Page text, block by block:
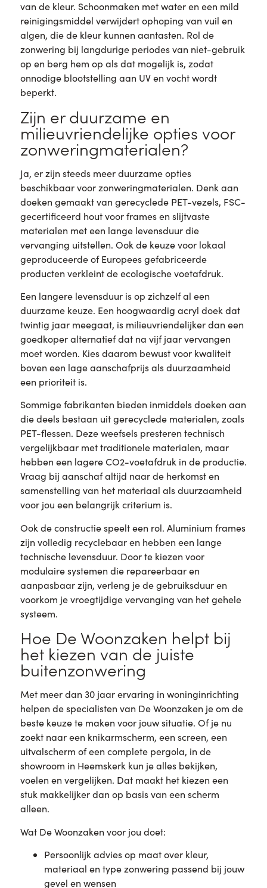
van de kleur. Schoonmaken met water en een mild
reinigingsmiddel verwijdert ophoping van vuil en
algen, die de kleur kunnen aantasten. Rol de
zonwering bij langdurige periodes van niet-gebruik
op en berg hem op als dat mogelijk is, zodat
onnodige blootstelling aan UV en vocht wordt
beperkt.
Zijn er duurzame en
milieuvriendelijke opties voor
zonweringmaterialen?
Ja, er zijn steeds meer duurzame opties
beschikbaar voor zonweringmaterialen. Denk aan
doeken gemaakt van gerecyclede PET-vezels, FSC-
gecertificeerd hout voor frames en slijtvaste
materialen met een lange levensduur die
vervanging uitstellen. Ook de keuze voor lokaal
geproduceerde of Europees gefabriceerde
producten verkleint de ecologische voetafdruk.
Een langere levensduur is op zichzelf al een
duurzame keuze. Een hoogwaardig acryl doek dat
twintig jaar meegaat, is milieuvriendelijker dan een
goedkoper alternatief dat na vijf jaar vervangen
moet worden. Kies daarom bewust voor kwaliteit
boven een lage aanschafprijs als duurzaamheid
een prioriteit is.
Sommige fabrikanten bieden inmiddels doeken aan
die deels bestaan uit gerecyclede materialen, zoals
PET-flessen. Deze weefsels presteren technisch
vergelijkbaar met traditionele materialen, maar
hebben een lagere CO2-voetafdruk in de productie.
Vraag bij aanschaf altijd naar de herkomst en
samenstelling van het materiaal als duurzaamheid
voor jou een belangrijk criterium is.
Ook de constructie speelt een rol. Aluminium frames
zijn volledig recyclebaar en hebben een lange
technische levensduur. Door te kiezen voor
modulaire systemen die repareerbaar en
aanpasbaar zijn, verleng je de gebruiksduur en
voorkom je vroegtijdige vervanging van het gehele
systeem.
Hoe De Woonzaken helpt bij
het kiezen van de juiste
buitenzonwering
Met meer dan 30 jaar ervaring in woninginrichting
helpen de specialisten van De Woonzaken je om de
beste keuze te maken voor jouw situatie. Of je nu
zoekt naar een knikarmscherm, een screen, een
uitvalscherm of een complete pergola, in de
showroom in Heemskerk kun je alles bekijken,
voelen en vergelijken. Dat maakt het kiezen een
stuk makkelijker dan op basis van een scherm
alleen.
Wat De Woonzaken voor jou doet:
Persoonlijk advies op maat over kleur,
materiaal en type zonwering passend bij jouw
gevel en wensen